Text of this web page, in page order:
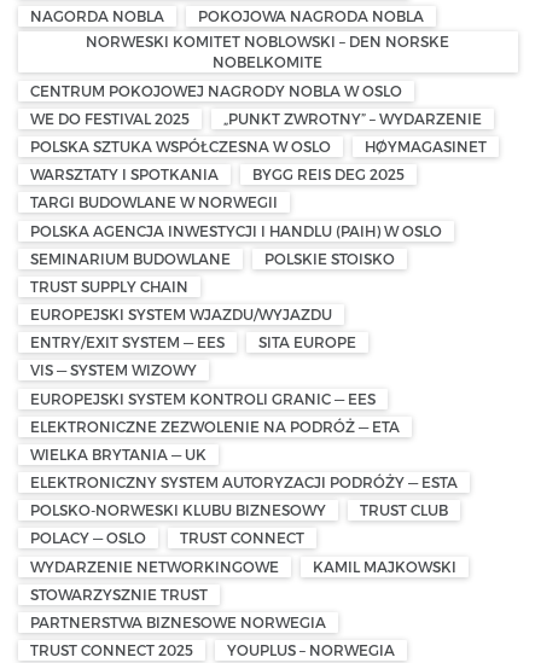
NAGORDA NOBLA
POKOJOWA NAGRODA NOBLA
NORWESKI KOMITET NOBLOWSKI – DEN NORSKE
NOBELKOMITE
CENTRUM POKOJOWEJ NAGRODY NOBLA W OSLO
WE DO FESTIVAL 2025
„PUNKT ZWROTNY” – WYDARZENIE
POLSKA SZTUKA WSPÓŁCZESNA W OSLO
HØYMAGASINET
WARSZTATY I SPOTKANIA
BYGG REIS DEG 2025
TARGI BUDOWLANE W NORWEGII
POLSKA AGENCJA INWESTYCJI I HANDLU (PAIH) W OSLO
SEMINARIUM BUDOWLANE
POLSKIE STOISKO
TRUST SUPPLY CHAIN
EUROPEJSKI SYSTEM WJAZDU/WYJAZDU
ENTRY/EXIT SYSTEM — EES
SITA EUROPE
VIS — SYSTEM WIZOWY
EUROPEJSKI SYSTEM KONTROLI GRANIC — EES
ELEKTRONICZNE ZEZWOLENIE NA PODRÓŻ — ETA
WIELKA BRYTANIA — UK
ELEKTRONICZNY SYSTEM AUTORYZACJI PODRÓŻY — ESTA
POLSKO-NORWESKI KLUBU BIZNESOWY
TRUST CLUB
POLACY — OSLO
TRUST CONNECT
WYDARZENIE NETWORKINGOWE
KAMIL MAJKOWSKI
STOWARZYSZNIE TRUST
PARTNERSTWA BIZNESOWE NORWEGIA
TRUST CONNECT 2025
YOUPLUS – NORWEGIA